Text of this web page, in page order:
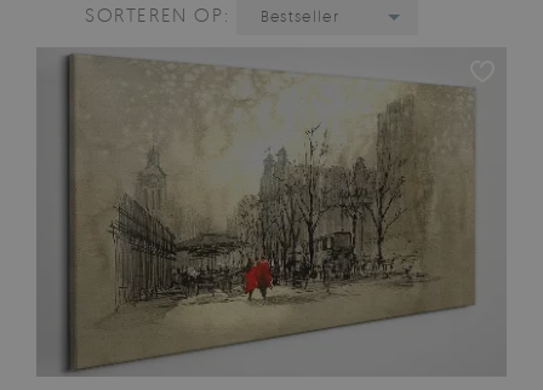
SORTEREN OP:
Bestseller